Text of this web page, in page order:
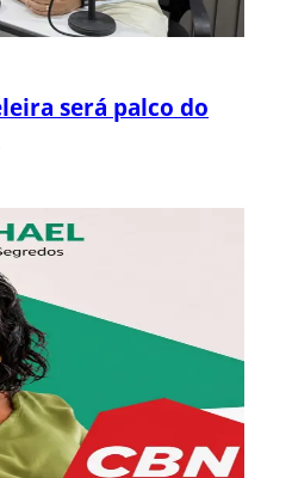
será palco do